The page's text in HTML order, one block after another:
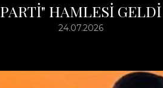
PARTİ" HAMLESİ GELDİ
24.07.2026